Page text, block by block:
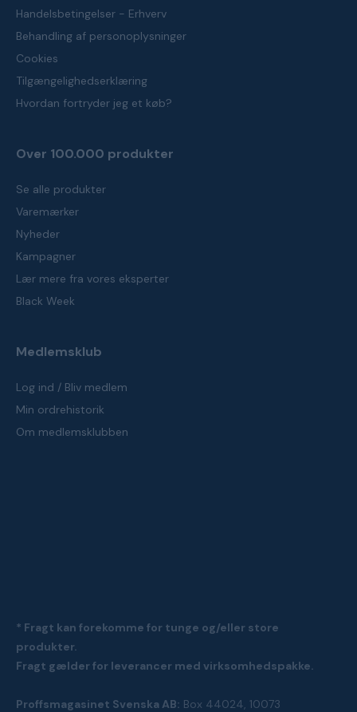
Handelsbetingelser - Erhverv
Behandling af personoplysninger
Cookies
Tilgængelighedserklæring
Hvordan fortryder jeg et køb?
Over 100.000 produkter
Se alle produkter
Varemærker
Nyheder
Kampagner
Lær mere fra vores eksperter
Black Week
Medlemsklub
Log ind / Bliv medlem
Min ordrehistorik
Om medlemsklubben
* Fragt kan forekomme for tunge og/eller store
produkter.
Fragt gælder for leverancer med virksomhedspakke.
Proffsmagasinet Svenska AB: Box 44024, 10073